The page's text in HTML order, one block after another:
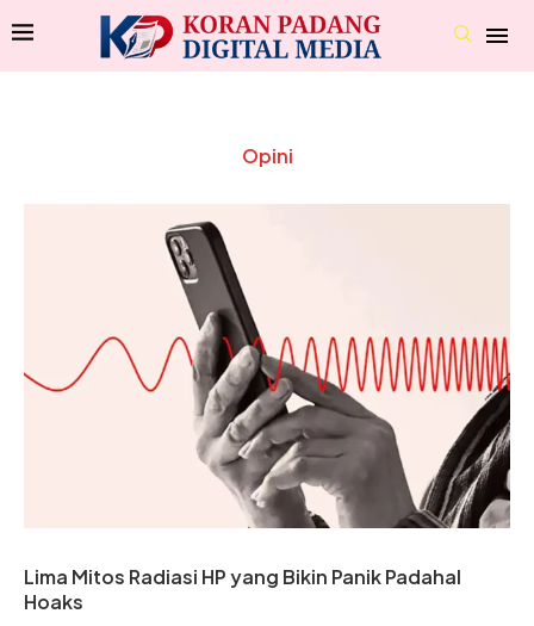
Opini
Lima Mitos Radiasi HP yang Bikin Panik Padahal
Hoaks